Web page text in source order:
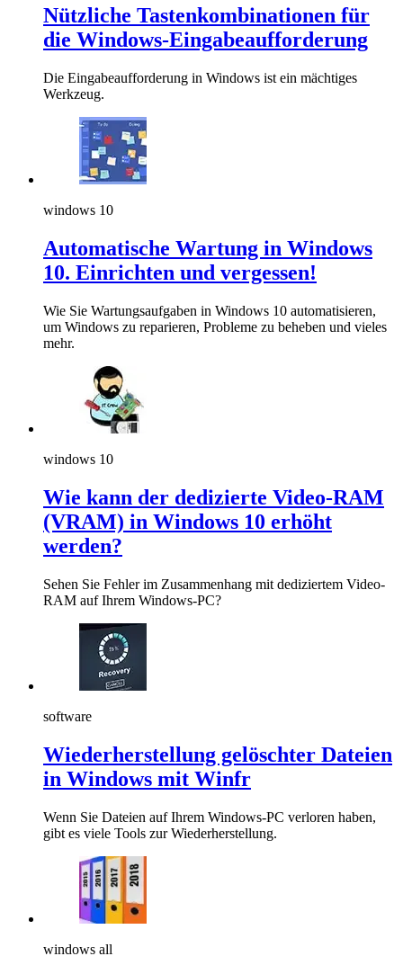
Nützliche Tastenkombinationen für
die Windows-Eingabeaufforderung
Die Eingabeaufforderung in Windows ist ein mächtiges
Werkzeug.
windows 10
Automatische Wartung in Windows
10. Einrichten und vergessen!
Wie Sie Wartungsaufgaben in Windows 10 automatisieren,
um Windows zu reparieren, Probleme zu beheben und vieles
mehr.
windows 10
Wie kann der dedizierte Video-RAM
(VRAM) in Windows 10 erhöht
werden?
Sehen Sie Fehler im Zusammenhang mit dediziertem Video-
RAM auf Ihrem Windows-PC?
software
Wiederherstellung gelöschter Dateien
in Windows mit Winfr
Wenn Sie Dateien auf Ihrem Windows-PC verloren haben,
gibt es viele Tools zur Wiederherstellung.
windows all